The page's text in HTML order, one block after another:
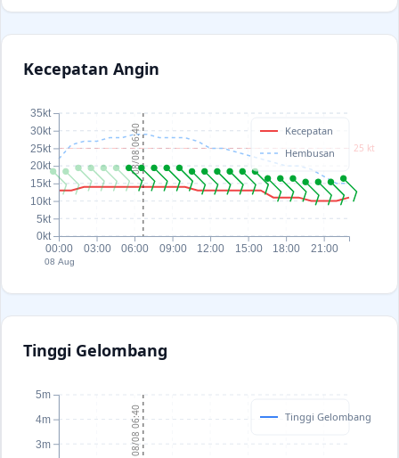
Kecepatan Angin
25 kt
00:00
08 Aug
03:00 06:00 09:00 12:00 15:00 18:00 21:00
0kt
5kt
10kt
15kt
20kt
25kt
30kt
35kt
08/08 06:40
Kecepatan
Hembusan
Tinggi Gelombang
08/08 06:40 Tinggi Gelombang
3m
4m
5m